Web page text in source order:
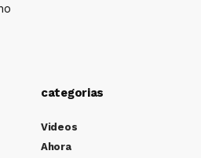
categorias
Videos
Ahora